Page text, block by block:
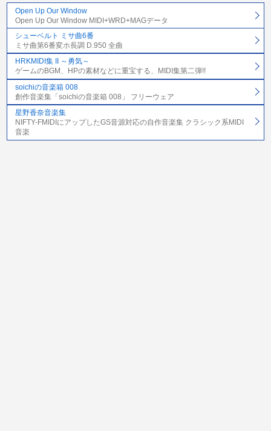
Open Up Our Window
Open Up Our Window MIDI+WRD+MAGデータ
シューベルト ミサ曲6番
ミサ曲第6番変ホ長調 D.950 全曲
HRKMIDI集 II ～勇気～
ゲームのBGM、HPの素材などに重宝する、MIDI集第二弾!!
soichiの音楽箱 008
創作音楽集「soichiの音楽箱 008」 フリーウェア
星野香奈音楽集
NIFTY-FMIDIにアップしたGS音源対応の自作音楽集 クラシック系MIDI
音楽